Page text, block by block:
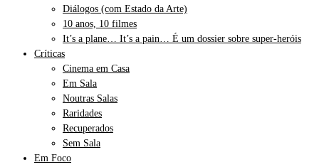
Diálogos (com Estado da Arte)
10 anos, 10 filmes
It’s a plane… It’s a pain… É um dossier sobre super-heróis
Críticas
Cinema em Casa
Em Sala
Noutras Salas
Raridades
Recuperados
Sem Sala
Em Foco